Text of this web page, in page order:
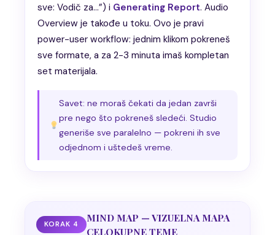
sve: Vodič za…”) i Generating Report. Audio
Overview je takođe u toku. Ovo je pravi
power-user workflow: jednim klikom pokreneš
sve formate, a za 2-3 minuta imaš kompletan
set materijala.
Savet: ne moraš čekati da jedan završi
pre nego što pokreneš sledeći. Studio
generiše sve paralelno — pokreni ih sve
odjednom i uštedeš vreme.
KORAK 4
MIND MAP — VIZUELNA MAPA
CELOKUPNE TEME